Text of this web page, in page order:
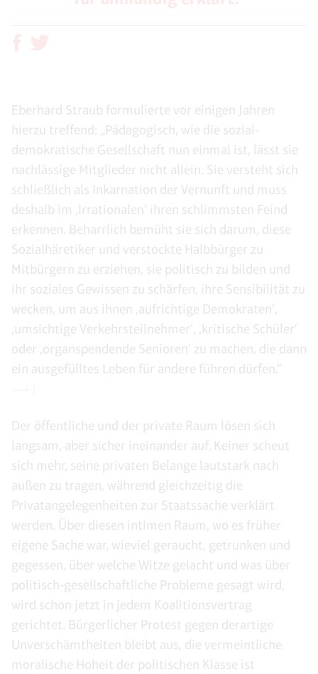
Eberhard Straub formulierte vor einigen Jahren
hierzu treffend: „Pädagogisch, wie die sozial-
demokratische Gesellschaft nun einmal ist, lässt sie
nachlässige Mitglieder nicht allein. Sie versteht sich
schließlich als Inkarnation der Vernunft und muss
deshalb im ,Irrationalen‘ ihren schlimmsten Feind
erkennen. Beharrlich bemüht sie sich darum, diese
Sozialhäretiker und verstockte Halbbürger zu
Mitbürgern zu erziehen, sie politisch zu bilden und
ihr soziales Gewissen zu schärfen, ihre Sensibilität zu
wecken, um aus ihnen ,aufrichtige Demokraten‘,
,umsichtige Verkehrsteilnehmer‘, ,kritische Schüler‘
oder ,organspendende Senioren‘ zu machen, die dann
ein ausgefülltes Leben für andere führen dürfen.“
Der öffentliche und der private Raum lösen sich
langsam, aber sicher ineinander auf. Keiner scheut
sich mehr, seine privaten Belange lautstark nach
außen zu tragen, während gleichzeitig die
Privatangelegenheiten zur Staatssache verklärt
werden. Über diesen intimen Raum, wo es früher
eigene Sache war, wieviel geraucht, getrunken und
gegessen, über welche Witze gelacht und was über
politisch-gesellschaftliche Probleme gesagt wird,
wird schon jetzt in jedem Koalitionsvertrag
gerichtet. Bürgerlicher Protest gegen derartige
Unverschämtheiten bleibt aus, die vermeintliche
moralische Hoheit der politischen Klasse ist